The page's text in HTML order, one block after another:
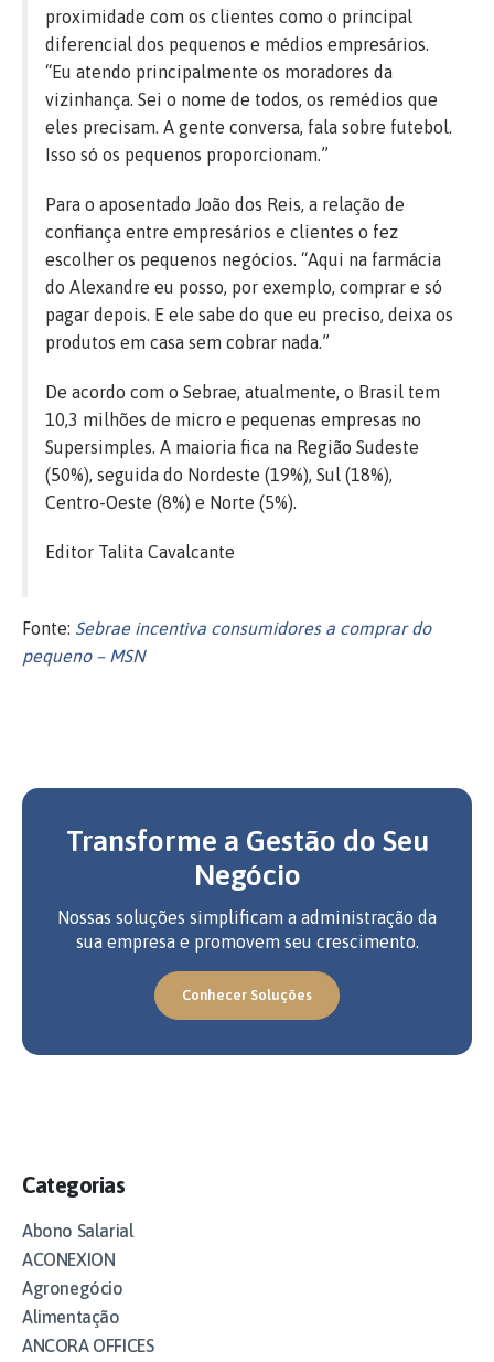
proximidade com os clientes como o principal
diferencial dos pequenos e médios empresários.
“Eu atendo principalmente os moradores da
vizinhança. Sei o nome de todos, os remédios que
eles precisam. A gente conversa, fala sobre futebol.
Isso só os pequenos proporcionam.”
Para o aposentado João dos Reis, a relação de
confiança entre empresários e clientes o fez
escolher os pequenos negócios. “Aqui na farmácia
do Alexandre eu posso, por exemplo, comprar e só
pagar depois. E ele sabe do que eu preciso, deixa os
produtos em casa sem cobrar nada.”
De acordo com o Sebrae, atualmente, o Brasil tem
10,3 milhões de micro e pequenas empresas no
Supersimples. A maioria fica na Região Sudeste
(50%), seguida do Nordeste (19%), Sul (18%),
Centro-Oeste (8%) e Norte (5%).
Editor Talita Cavalcante
Fonte: Sebrae incentiva consumidores a comprar do
pequeno – MSN
Transforme a Gestão do Seu
Negócio
Nossas soluções simplificam a administração da
sua empresa e promovem seu crescimento.
Conhecer Soluções
Categorias
Abono Salarial
ACONEXION
Agronegócio
Alimentação
ANCORA OFFICES